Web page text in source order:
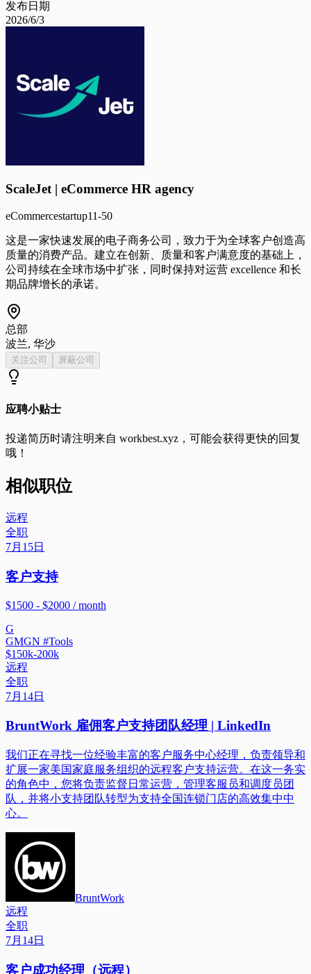
发布日期
2026/6/3
ScaleJet | eCommerce HR agency
eCommercestartup11-50
这是一家快速发展的电子商务公司，致力于为全球客户创造高
质量的消费产品。建立在创新、质量和客户满意度的基础上，
公司持续在全球市场中扩张，同时保持对运营 excellence 和长
期品牌增长的承诺。
总部
波兰, 华沙
关注公司 屏蔽公司
应聘小贴士
投递简历时请注明来自 workbest.xyz ，可能会获得更快的回复
哦！
相似职位
远程
全职
7月15日
客户支持
$1500 - $2000 / month
G
GMGN #Tools
$150k-200k
远程
全职
7月14日
BruntWork 雇佣客户支持团队经理 | LinkedIn
我们正在寻找一位经验丰富的客户服务中心经理，负责领导和
扩展一家美国家庭服务组织的远程客户支持运营。在这一务实
的角色中，您将负责监督日常运营，管理客服员和调度员团
队，并将小支持团队转型为支持全国连锁门店的高效集中中
心。
BruntWork
远程
全职
7月14日
客户成功经理（远程）